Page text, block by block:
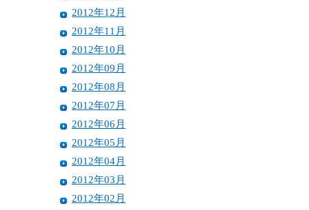
2012年12月
2012年11月
2012年10月
2012年09月
2012年08月
2012年07月
2012年06月
2012年05月
2012年04月
2012年03月
2012年02月